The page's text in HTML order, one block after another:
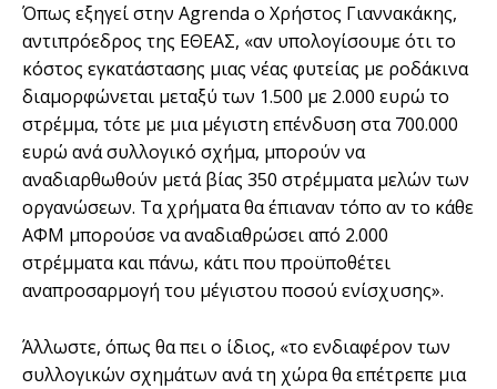
Όπως εξηγεί στην Agrenda ο Χρήστος Γιαννακάκης,
αντιπρόεδρος της ΕΘΕΑΣ, «αν υπολογίσουµε ότι το
κόστος εγκατάστασης µιας νέας φυτείας µε ροδάκινα
διαµορφώνεται µεταξύ των 1.500 µε 2.000 ευρώ το
στρέµµα, τότε µε µια µέγιστη επένδυση στα 700.000
ευρώ ανά συλλογικό σχήµα, µπορούν να
αναδιαρθωθούν µετά βίας 350 στρέµµατα µελών των
οργανώσεων. Τα χρήµατα θα έπιαναν τόπο αν το κάθε
ΑΦΜ µπορούσε να αναδιαθρώσει από 2.000
στρέµµατα και πάνω, κάτι που προϋποθέτει
αναπροσαρµογή του µέγιστου ποσού ενίσχυσης».
Άλλωστε, όπως θα πει ο ίδιος, «το ενδιαφέρον των
συλλογικών σχηµάτων ανά τη χώρα θα επέτρεπε µια